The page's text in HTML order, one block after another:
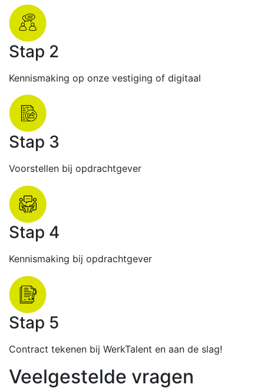
Stap 2
Kennismaking op onze vestiging of digitaal
Stap 3
Voorstellen bij opdrachtgever
Stap 4
Kennismaking bij opdrachtgever
Stap 5
Contract tekenen bij WerkTalent en aan de slag!
Veelgestelde vragen